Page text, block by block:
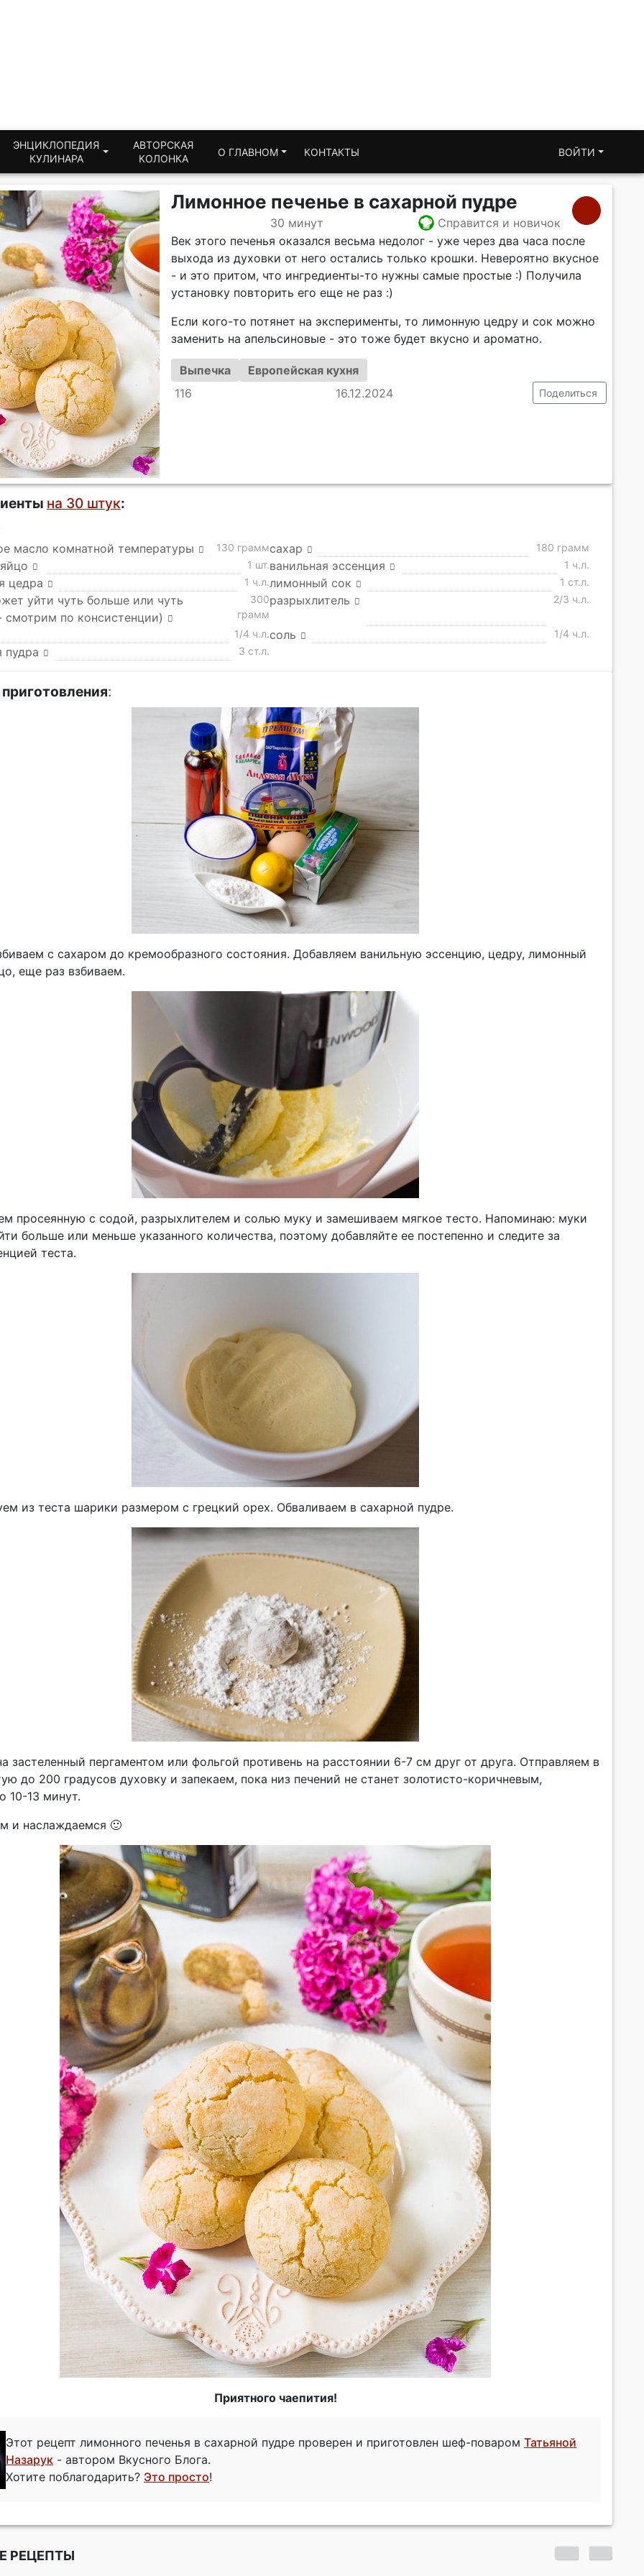
ЭНЦИКЛОПЕДИЯ
КУЛИНАРА
АВТОРСКАЯ
КОЛОНКА
О ГЛАВНОМ КОНТАКТЫ ВОЙТИ
Лимонное печенье в сахарной пудре
30 минут
Справится и новичок
Век этого печенья оказался весьма недолог - уже через два часа после
выхода из духовки от него остались только крошки. Невероятно вкусное
- и это притом, что ингредиенты-то нужны самые простые :) Получила
установку повторить его еще не раз :)
Если кого-то потянет на эксперименты, то лимонную цедру и сок можно
заменить на апельсиновые - это тоже будет вкусно и ароматно.
Выпечка
Европейская кухня
116
16.12.2024 Поделиться
на 30 штук:
масло комнатной температуры 130 граммсахар 180 грамм
1 шт.ванильная эссенция 1 ч.л.
цедра 1 ч.л.лимонный сок 1 ст.л.
уйти чуть больше или чуть
смотрим по консистенции)
300
грамм
разрыхлитель 2/3 ч.л.
1/4 ч.л.соль 1/4 ч.л.
пудра 3 ст.л.
:
с сахаром до кремообразного состояния. Добавляем ванильную эссенцию, цедру, лимонный
еще раз взбиваем.
просеянную с содой, разрыхлителем и солью муку и замешиваем мягкое тесто. Напоминаю: муки
больше или меньше указанного количества, поэтому добавляйте ее постепенно и следите за
теста.
из теста шарики размером с грецкий орех. Обваливаем в сахарной пудре.
застеленный пергаментом или фольгой противень на расстоянии 6-7 см друг от друга. Отправляем в
до 200 градусов духовку и запекаем, пока низ печений не станет золотисто-коричневым,
10-13 минут.
и наслаждаемся 🙂
Приятного чаепития!
Этот рецепт лимонного печенья в сахарной пудре проверен и приготовлен шеф-поваром Татьяной
Назарук - автором Вкусного Блога.
Хотите поблагодарить? Это просто!
РЕЦЕПТЫ